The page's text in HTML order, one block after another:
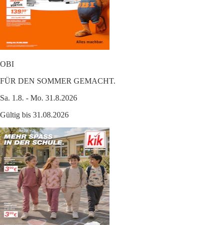
OBI
FÜR DEN SOMMER GEMACHT.
Sa. 1.8. - Mo. 31.8.2026
Gültig bis 31.08.2026